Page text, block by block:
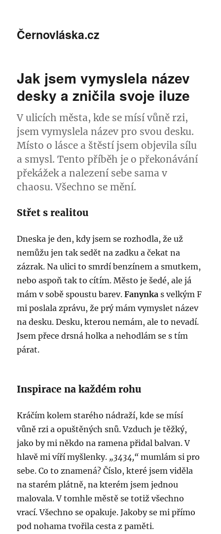
Černovláska.cz
Jak jsem vymyslela název
desky a zničila svoje iluze
V ulicích města, kde se mísí vůně rzi,
jsem vymyslela název pro svou desku.
Místo o lásce a štěstí jsem objevila sílu
a smysl. Tento příběh je o překonávání
překážek a nalezení sebe sama v
chaosu. Všechno se mění.
Střet s realitou
Dneska je den, kdy jsem se rozhodla, že už
nemůžu jen tak sedět na zadku a čekat na
zázrak. Na ulici to smrdí benzínem a smutkem,
nebo aspoň tak to cítím. Město je šedé, ale já
mám v sobě spoustu barev.Fanynka s velkým F
mi poslala zprávu, že prý mám vymyslet název
na desku. Desku, kterou nemám, ale to nevadí.
Jsem přece drsná holka a nehodlám se s tím
párat.
Inspirace na každém rohu
Kráčím kolem starého nádraží, kde se mísí
vůně rzi a opuštěných snů. Vzduch je těžký,
jako by mi někdo na ramena přidal balvan. V
hlavě mi víří myšlenky. „3434,“ mumlám si pro
sebe. Co to znamená? Číslo, které jsem viděla
na starém plátně, na kterém jsem jednou
malovala. V tomhle městě se totiž všechno
vrací. Všechno se opakuje. Jakoby se mi přímo
pod nohama tvořila cesta z paměti.